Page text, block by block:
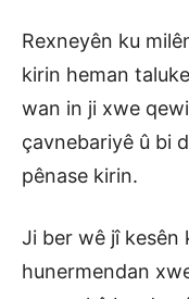
Rexneyên ku
kirin heman
wan in ji xwe
çavnebariyê û bi
pênase kirin.
Ji ber wê jî kesên
hunermendan